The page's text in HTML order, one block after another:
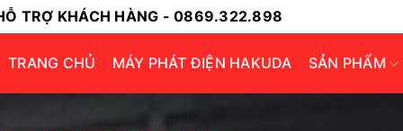
TRỢ KHÁCH HÀNG - 0869.322.898
TRANG CHỦ MÁY PHÁT ĐIỆN HAKUDA SẢN PHẨM